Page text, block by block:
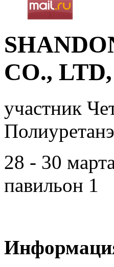
CO.,
участник
28 - 30
павильон 1